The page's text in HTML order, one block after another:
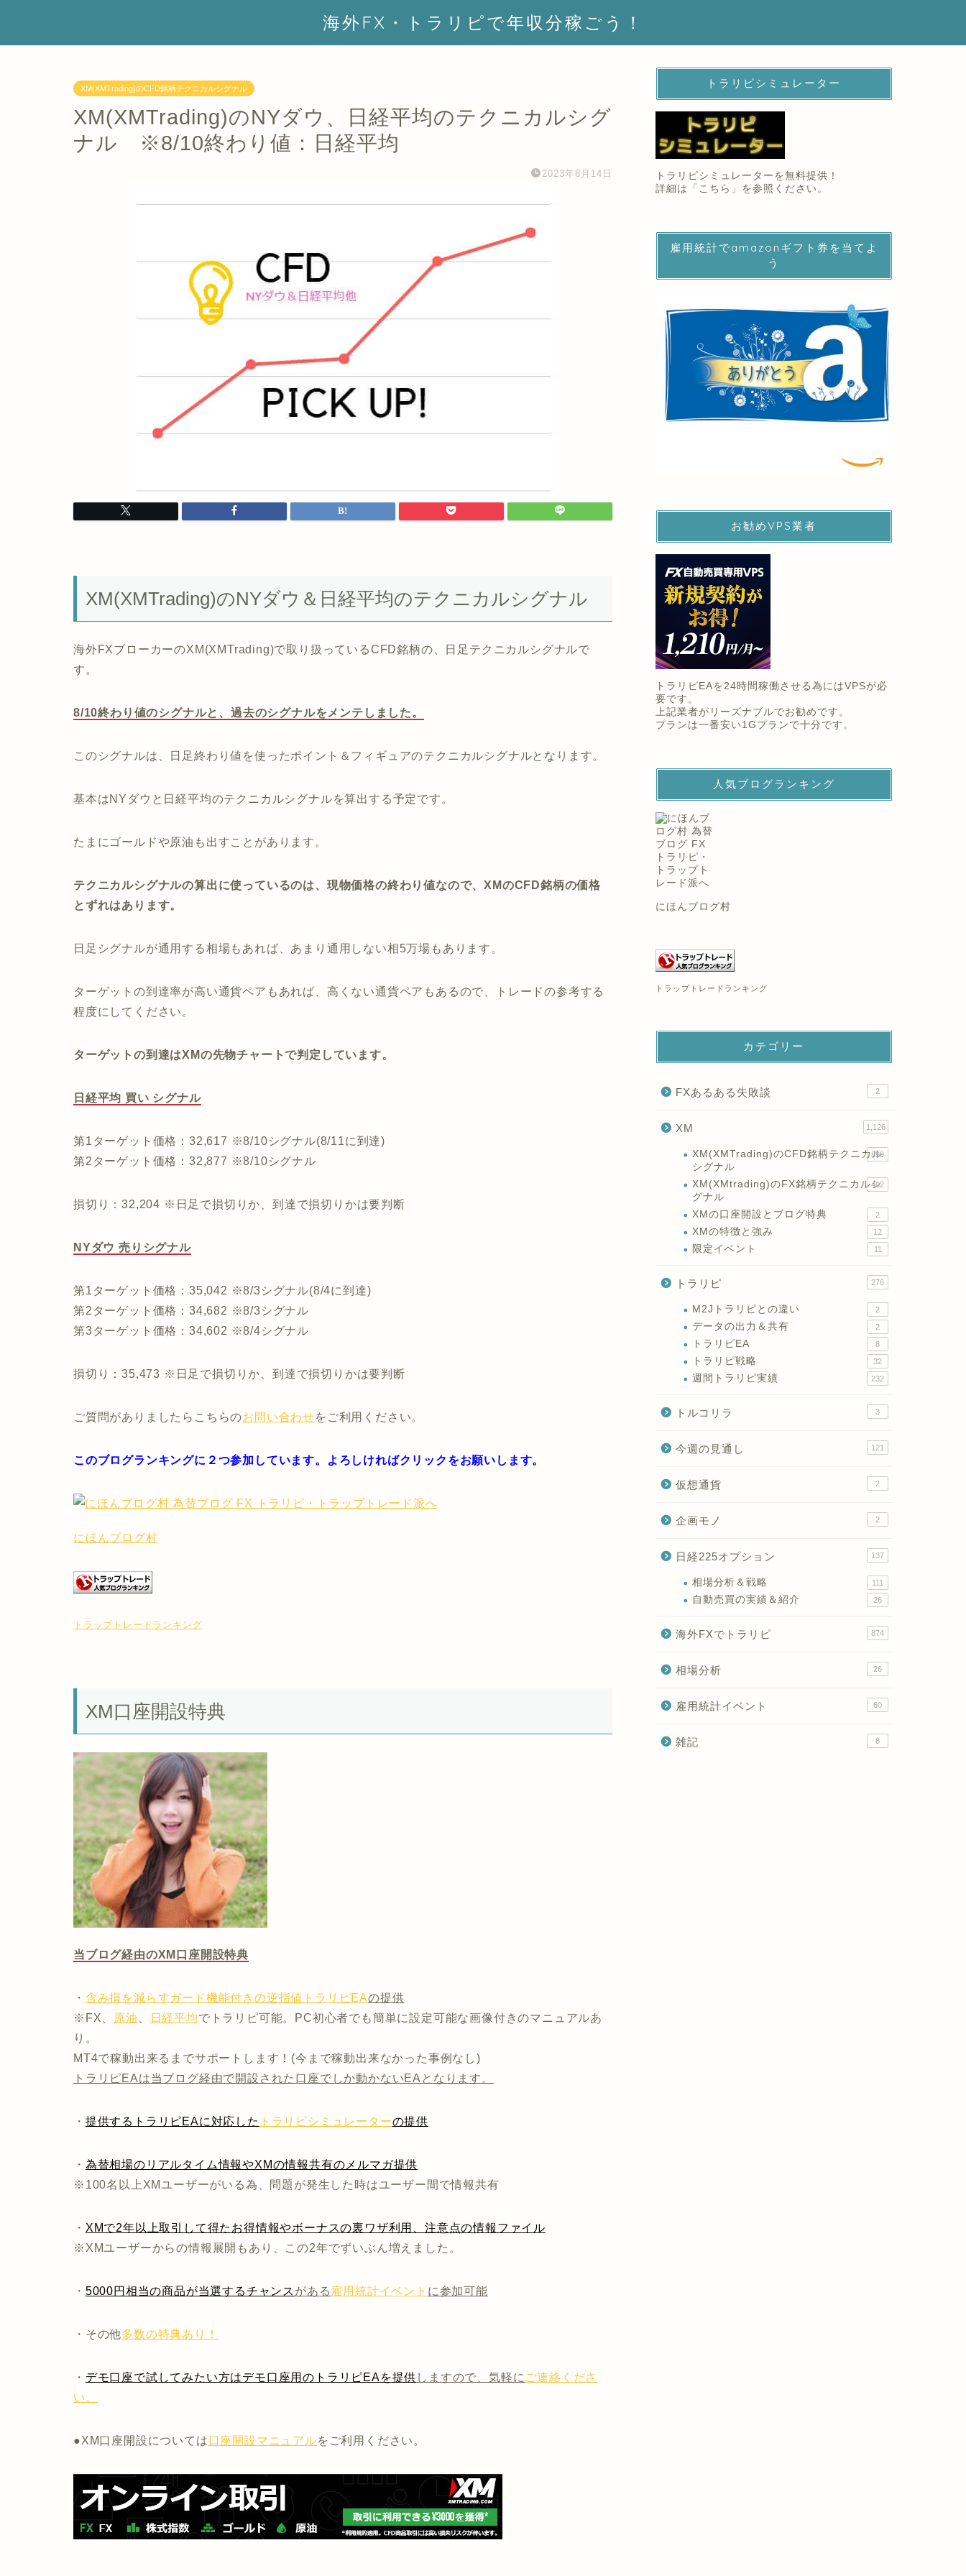
海外FX・トラリピで年収分稼ごう！
XM(XMTrading)のCFD銘柄テクニカルシグナル
XM(XMTrading)のNYダウ、日経平均のテクニカルシグ
ナル ※8/10終わり値：日経平均
2023年8月14日
XM(XMTrading)のNYダウ＆日経平均のテクニカルシグナル
海外FXブローカーのXM(XMTrading)で取り扱っているCFD銘柄の、日足テクニカルシグナルで
す。
8/10終わり値のシグナルと、過去のシグナルをメンテしました。
このシグナルは、日足終わり値を使ったポイント＆フィギュアのテクニカルシグナルとなります。
基本はNYダウと日経平均のテクニカルシグナルを算出する予定です。
たまにゴールドや原油も出すことがあります。
テクニカルシグナルの算出に使っているのは、現物価格の終わり値なので、XMのCFD銘柄の価格
とずれはあります。
日足シグナルが通用する相場もあれば、あまり通用しない相5万場もあります。
ターゲットの到達率が高い通貨ペアもあれば、高くない通貨ペアもあるので、トレードの参考する
程度にしてください。
ターゲットの到達はXMの先物チャートで判定しています。
日経平均 買い シグナル
第1ターゲット価格：32,617 ※8/10シグナル(8/11に到達)
第2ターゲット価格：32,877 ※8/10シグナル
損切り：32,204 ※日足で損切りか、到達で損切りかは要判断
NYダウ 売りシグナル
第1ターゲット価格：35,042 ※8/3シグナル(8/4に到達)
第2ターゲット価格：34,682 ※8/3シグナル
第3ターゲット価格：34,602 ※8/4シグナル
損切り：35,473 ※日足で損切りか、到達で損切りかは要判断
ご質問がありましたらこちらのお問い合わせをご利用ください。
このブログランキングに２つ参加しています。よろしければクリックをお願いします。
にほんブログ村
トラップトレードランキング
XM口座開設特典
当ブログ経由のXM口座開設特典
・ 含み損を減らすガード機能付きの逆指値トラリピEAの提供
※FX、
原油 日経平均でトラリピ可能。PC初心者でも簡単に設定可能な画像付きのマニュアルあ
り。
MT4で稼動出来るまでサポートします！(今まで稼動出来なかった事例なし)
トラリピEAは当ブログ経由で開設された口座でしか動かないEAとなります。
・ 提供するトラリピEAに対応した トラリピシミュレーターの提供
・ 為替相場のリアルタイム情報やXMの情報共有のメルマガ提供
※100名以上XMユーザーがいる為、問題が発生した時はユーザー間で情報共有
・ XMで2年以上取引して得たお得情報やボーナスの裏ワザ利用、注意点の情報ファイル
※XMユーザーからの情報展開もあり、この2年でずいぶん増えました。
・ 5000円相当の商品が当選するチャンス がある 雇用統計イベント に参加可能
・その他多数の特典あり！
・ デモ口座で試してみたい方はデモ口座用のトラリピEAを提供 しますので、気軽に ご連絡くださ
い。
●XM口座開設については口座開設マニュアルをご利用ください。
トラリピシミュレーター
トラリピシミュレーターを無料提供！
詳細は「 こちら 」を参照ください。
雇用統計でamazonギフト券を当てよ
う
お勧めVPS業者
トラリピEAを24時間稼働させる為にはVPSが必
要です。
上記業者がリーズナブルでお勧めです。
プランは一番安い1Gプランで十分です。
人気ブログランキング
にほんブログ村
トラップトレードランキング
カテゴリー
FXあるある失敗談 2
XM 1,126
XM(XMTrading)のCFD銘柄テクニカル
シグナル
699
XM(XMtrading)のFX銘柄テクニカルシ
グナル
402
XMの口座開設とブログ特典 2
XMの特徴と強み 12
限定イベント 11
トラリピ 276
M2Jトラリピとの違い 2
データの出力＆共有 2
トラリピEA 8
トラリピ戦略 32
週間トラリピ実績 232
トルコリラ 3
今週の見通し 121
仮想通貨 2
企画モノ 2
日経225オプション 137
相場分析＆戦略 111
自動売買の実績＆紹介 26
海外FXでトラリピ 874
相場分析 26
雇用統計イベント 60
雑記 8